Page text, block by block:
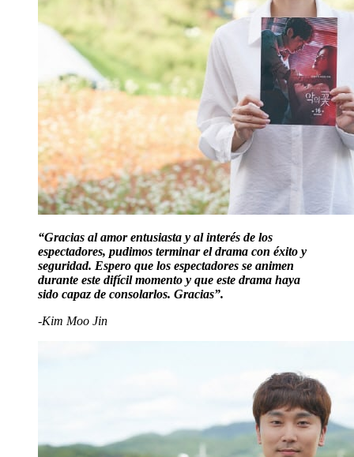
“Gracias al amor entusiasta y al interés de los
espectadores, pudimos terminar el drama con éxito y
seguridad. Espero que los espectadores se animen
durante este difícil momento y que este drama haya
sido capaz de consolarlos. Gracias”.
-Kim Moo Jin